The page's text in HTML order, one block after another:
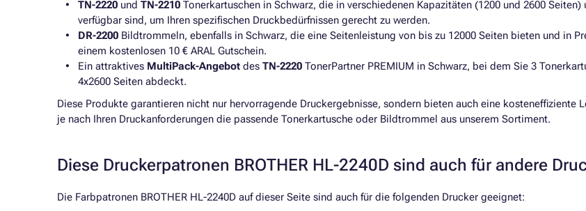
TN-2220 und TN-2210 Tonerkartuschen in Schwarz, die in verschiedenen Kapazitäten (1200 und 2600
verfügbar sind, um Ihren spezifischen Druckbedürfnissen gerecht zu werden.
DR-2200 Bildtrommeln, ebenfalls in Schwarz, die eine Seitenleistung von bis zu 12000 Seiten bieten und in
einem kostenlosen 10 € ARAL Gutschein.
Ein attraktives MultiPack-Angebot des TN-2220 TonerPartner PREMIUM in Schwarz, bei dem Sie 3
4x2600 Seiten abdeckt.
Diese Produkte garantieren nicht nur hervorragende Druckergebnisse, sondern bieten auch eine kosteneffiziente
je nach Ihren Druckanforderungen die passende Tonerkartusche oder Bildtrommel aus unserem Sortiment.
Diese Druckerpatronen BROTHER HL-2240D sind auch für andere
Die Farbpatronen BROTHER HL-2240D auf dieser Seite sind auch für die folgenden Drucker geeignet: